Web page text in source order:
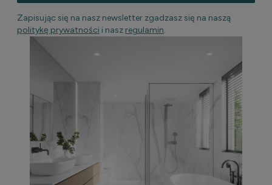
Zapisując się na nasz newsletter zgadzasz się na naszą
politykę prywatności i nasz regulamin.